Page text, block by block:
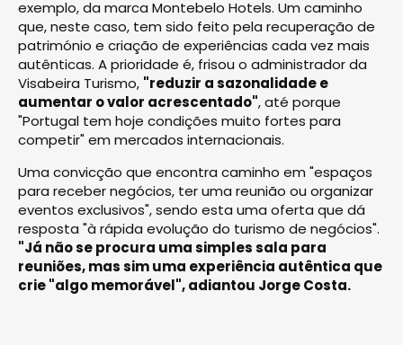
exemplo, da marca Montebelo Hotels. Um caminho
que, neste caso, tem sido feito pela recuperação de
património e criação de experiências cada vez mais
autênticas. A prioridade é, frisou o administrador da
Visabeira Turismo, "reduzir a sazonalidade e
aumentar o valor acrescentado", até porque
"Portugal tem hoje condições muito fortes para
competir" em mercados internacionais.
Uma convicção que encontra caminho em "espaços
para receber negócios, ter uma reunião ou organizar
eventos exclusivos", sendo esta uma oferta que dá
resposta "à rápida evolução do turismo de negócios".
"Já não se procura uma simples sala para
reuniões, mas sim uma experiência autêntica que
crie "algo memorável", adiantou Jorge Costa.